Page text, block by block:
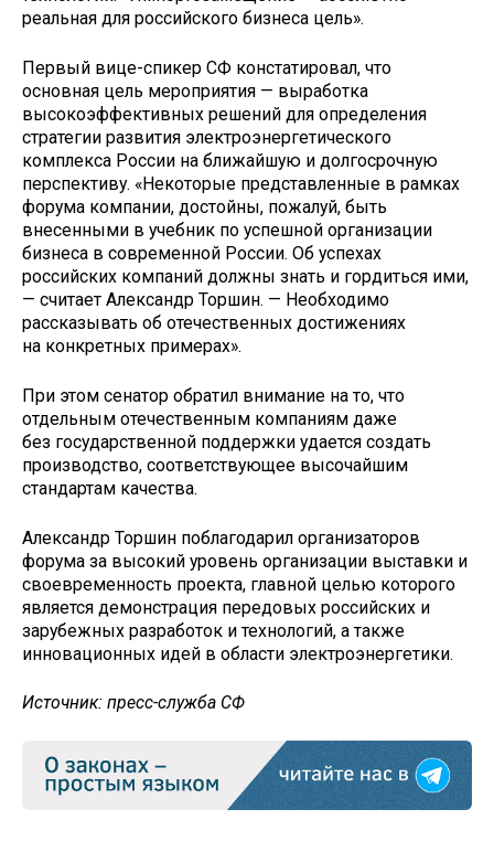
реальная для российского бизнеса цель».
Первый вице-спикер СФ констатировал, что
основная цель мероприятия — выработка
высокоэффективных решений для определения
стратегии развития электроэнергетического
комплекса России на ближайшую и долгосрочную
перспективу. «Некоторые представленные в рамках
форума компании, достойны, пожалуй, быть
внесенными в учебник по успешной организации
бизнеса в современной России. Об успехах
российских компаний должны знать и гордиться ими,
— считает Александр Торшин. — Необходимо
рассказывать об отечественных достижениях
на конкретных примерах».
При этом сенатор обратил внимание на то, что
отдельным отечественным компаниям даже
без государственной поддержки удается создать
производство, соответствующее высочайшим
стандартам качества.
Александр Торшин поблагодарил организаторов
форума за высокий уровень организации выставки и
своевременность проекта, главной целью которого
является демонстрация передовых российских и
зарубежных разработок и технологий, а также
инновационных идей в области электроэнергетики.
Источник: пресс-служба СФ